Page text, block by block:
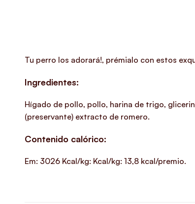
Tu perro los adorará!, prémialo con estos
Ingredientes:
Hígado de pollo, pollo, harina de trigo,
(preservante) extracto de romero.
Contenido calórico:
Em: 3026 Kcal/kg: Kcal/kg: 13,8 kcal/premio.